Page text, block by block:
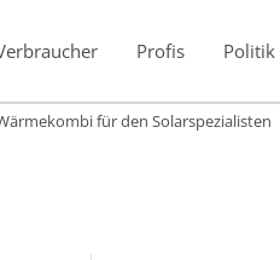
Profis Politik
für den Solarspezialisten